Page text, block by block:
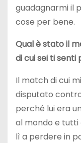
guadagnarmi il
cose per bene.
Qual è stato il
di cui sei ti senti
Il match di cui
disputato
perché lui era
al mondo e tutti
lì a perdere in